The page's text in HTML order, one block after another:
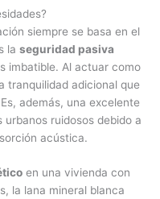
siempre se basa en el
la seguridad pasiva
imbatible. Al actuar como
tranquilidad adicional que
además, una excelente
ruidosos debido a
acústica.
en una vivienda con
la lana mineral blanca